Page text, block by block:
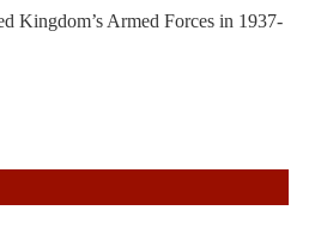
Kingdom’s Armed Forces in 1937-